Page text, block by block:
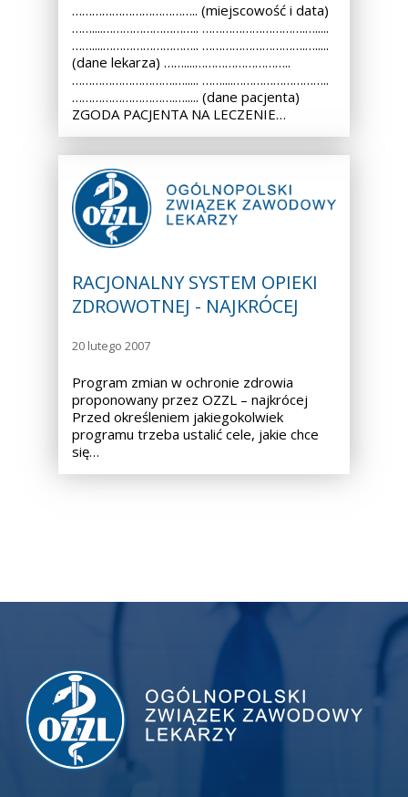
……………………………….. (miejscowość i data)
……....……………………….. ………………………….….....
……....……………………….. ………………………….….....
(dane lekarza) ……....………………………..
………………………….…..... ……....………………………..
………………………….…..... (dane pacjenta)
ZGODA PACJENTA NA LECZENIE…
RACJONALNY SYSTEM OPIEKI
ZDROWOTNEJ - NAJKRÓCEJ
20 lutego 2007
Program zmian w ochronie zdrowia
proponowany przez OZZL – najkrócej
Przed określeniem jakiegokolwiek
programu trzeba ustalić cele, jakie chce
się…